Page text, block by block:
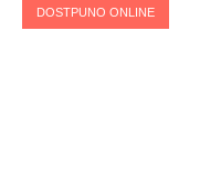
DOSTPUNO ONLINE